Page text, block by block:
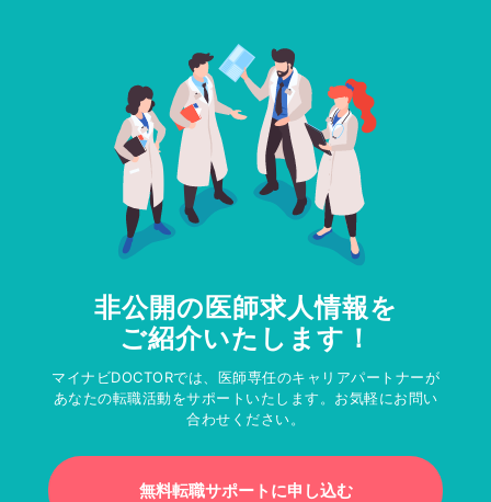
非公開の医師求人情報を
ご紹介いたします！
マイナビDOCTORでは、医師専任のキャリアパートナーが
あなたの転職活動をサポートいたします。お気軽にお問い
合わせください。
無料転職サポートに申し込む